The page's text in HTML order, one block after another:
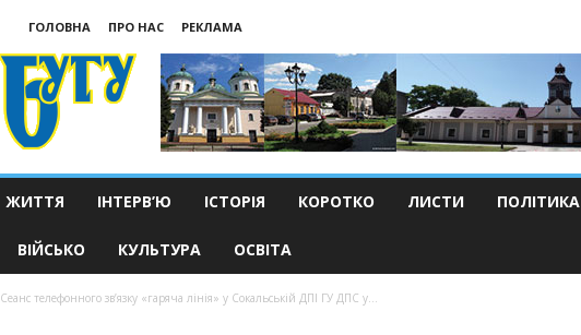
ГОЛОВНА ПРО НАС
РЕКЛАМА
ЖИТТЯ ІНТЕРВ’Ю ІСТОРІЯ КОРОТКО ЛИСТИ ПОЛІТИКА
ВІЙСЬКО КУЛЬТУРА ОСВІТА
Сеанс телефонного зв’язку «гаряча лінія» у Сокальській ДПІ ГУ ДПС у...